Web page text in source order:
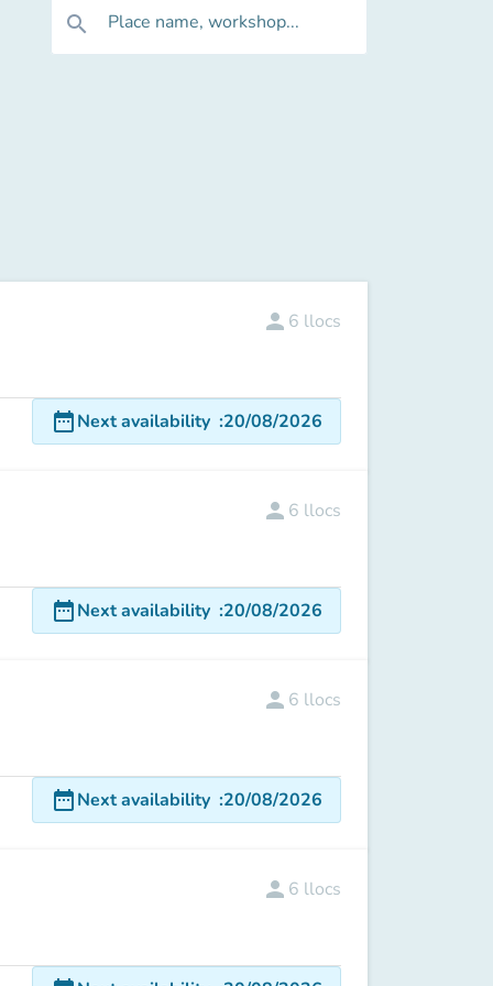
search Place name, workshop...
person 6 llocs
date_rangeNext availability :20/08/2026
person 6 llocs
date_rangeNext availability :20/08/2026
person 6 llocs
date_rangeNext availability :20/08/2026
person 6 llocs